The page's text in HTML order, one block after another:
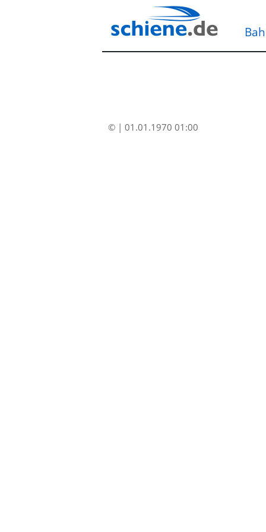
© | 01.01.1970 01:00